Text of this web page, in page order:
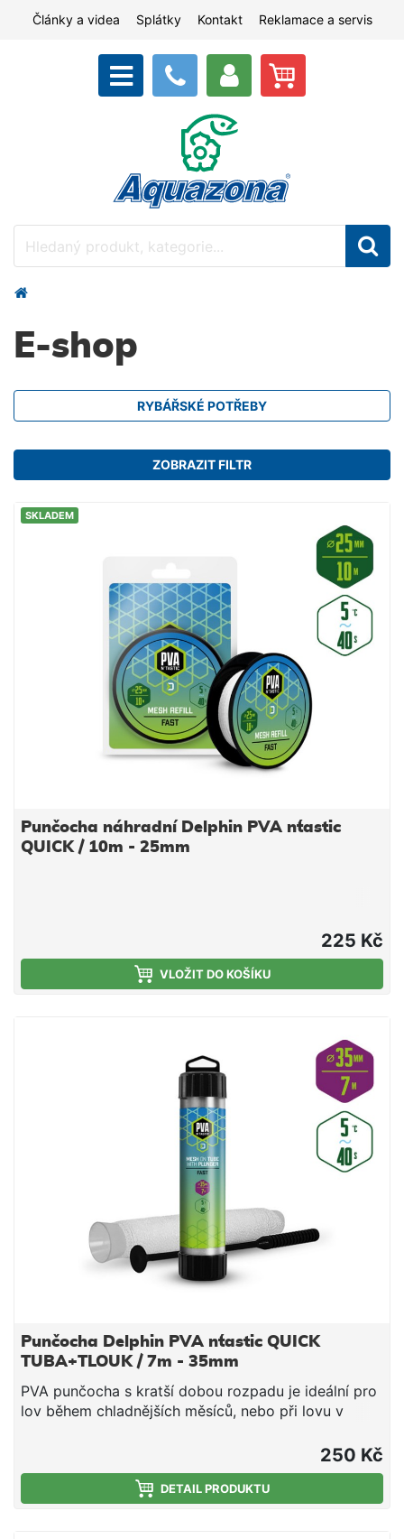
Články a videa Splátky Kontakt Reklamace a servis
E-shop
RYBÁŘSKÉ POTŘEBY
ZOBRAZIT FILTR
SKLADEM
Punčocha náhradní Delphin PVA n´tastic
QUICK / 10m - 25mm
225 Kč
VLOŽIT DO KOŠÍKU
Punčocha Delphin PVA n´tastic QUICK
TUBA+TLOUK / 7m - 35mm
PVA punčocha s kratší dobou rozpadu je ideální pro
lov během chladnějších měsíců, nebo při lovu v
dnu. Jedná se o vysoce kvalitní produkt, při kterém
díky důkladnému pletení nedochází ke svévolnému
trhání punčochy a zároveň se výborně plní i velmi
jemnými částicemi, čímž budete moci spolu s
250 Kč
DETAIL PRODUKTU